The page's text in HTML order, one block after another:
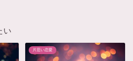
い
片思い恋愛